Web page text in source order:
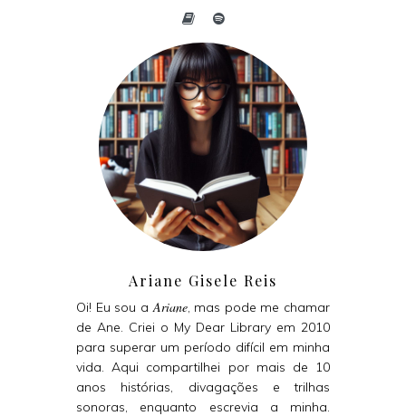
Ariane Gisele Reis
Oi! Eu sou aAriane, mas pode me chamar
de Ane. Criei o My Dear Library em 2010
para superar um período difícil em minha
vida. Aqui compartilhei por mais de 10
anos histórias, divagações e trilhas
sonoras, enquanto escrevia a minha.